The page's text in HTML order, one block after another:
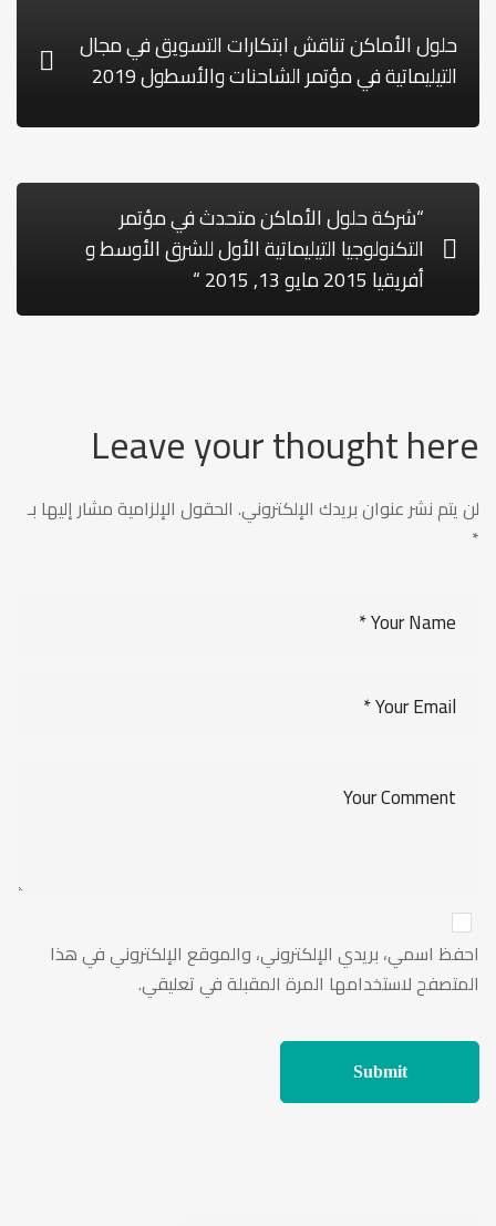
حلول الأماكن تناقش ابتكارات التسويق في مجال
التيليماتية في مؤتمر الشاحنات والأسطول 2019
“شركة حلول الأماكن متحدث في مؤتمر
التكنولوجيا التيليماتية الأول للشرق الأوسط و
أفريقيا 2015 مايو 13, 2015 “
Leave your thought here
لن يتم نشر عنوان بريدك الإلكتروني. الحقول الإلزامية مشار إليها بـ
*
احفظ اسمي، بريدي الإلكتروني، والموقع الإلكتروني في هذا
المتصفح لاستخدامها المرة المقبلة في تعليقي.